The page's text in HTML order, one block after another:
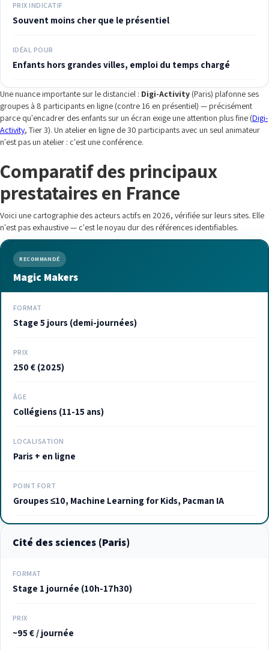
PRIX INDICATIF
Souvent moins cher que le présentiel
IDÉAL POUR
Enfants hors grandes villes, emploi du temps chargé
Une nuance importante sur le distanciel : Digi-Activity (Paris) plafonne ses
groupes à 8 participants en ligne (contre 16 en présentiel) — précisément
parce qu'encadrer des enfants sur un écran exige une attention plus fine (Digi-
Activity, Tier 3). Un atelier en ligne de 30 participants avec un seul animateur
n'est pas un atelier : c'est une conférence.
Comparatif des principaux
prestataires en France
Voici une cartographie des acteurs actifs en 2026, vérifiée sur leurs sites. Elle
n'est pas exhaustive — c'est le noyau dur des références identifiables.
RECOMMANDÉ
Magic Makers
FORMAT
Stage 5 jours (demi-journées)
PRIX
250 € (2025)
ÂGE
Collégiens (11-15 ans)
LOCALISATION
Paris + en ligne
POINT FORT
Groupes ≤10, Machine Learning for Kids, Pacman IA
Cité des sciences (Paris)
FORMAT
Stage 1 journée (10h-17h30)
PRIX
~95 € / journée